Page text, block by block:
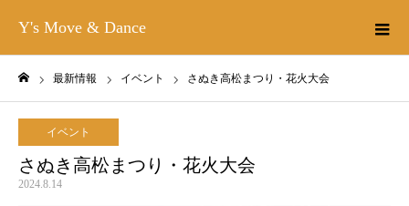
Y's Move & Dance
最新情報 イベント さぬき高松まつり・花火大会
イベント
さぬき高松まつり・花火大会
2024.8.14